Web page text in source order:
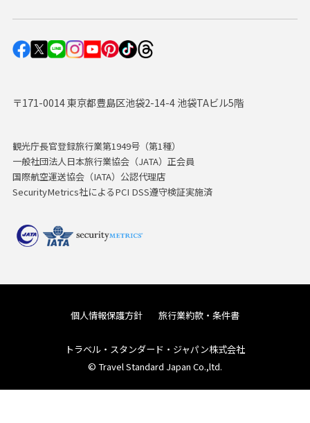
〒171-0014 東京都豊島区池袋2-14-4 池袋TAビル5階
観光庁長官登録旅行業第1949号（第1種）
一般社団法人日本旅行業協会（JATA）正会員
国際航空運送協会（IATA）公認代理店
SecurityMetrics社によるPCI DSS遵守検証実施済
個人情報保護方針 旅行業約款・条件書
トラベル・スタンダード・ジャパン株式会社
© Travel Standard Japan Co.,ltd.